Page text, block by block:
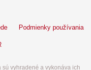
Podmienky používania
sú vyhradené a vykonáva ich